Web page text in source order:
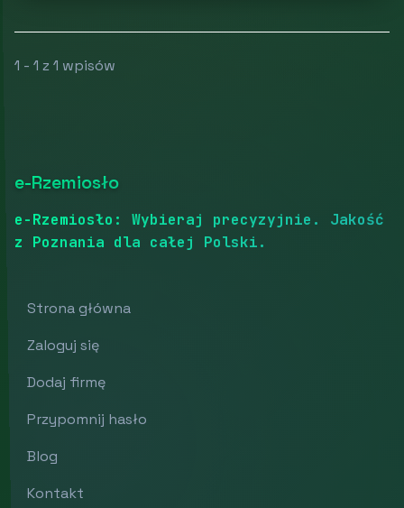
1 - 1 z 1 wpisów
e-Rzemiosło
e-Rzemiosło: Wybieraj precyzyjnie. Jakość
z Poznania dla całej Polski.
Strona główna
Zaloguj się
Dodaj firmę
Przypomnij hasło
Blog
Kontakt